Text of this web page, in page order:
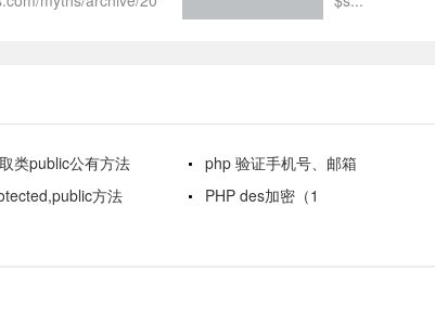
类public公有方法
php 验证手机号、邮箱
方法
PHP des加密（1